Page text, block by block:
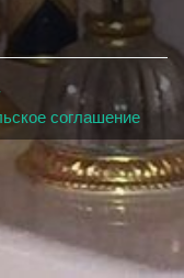
соглашение